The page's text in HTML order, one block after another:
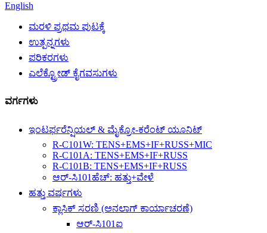
English
ಮರಳಿ ಪ್ರಥಮ ಪುಟಕ್ಕೆ
ಉತ್ಪನ್ನಗಳು
ಪರಿಕರಗಳು
ಎಲೆಕ್ಟ್ರೋಡ್ ಕೈಗವಸುಗಳು
ವರ್ಗಗಳು
ಇಂಟರ್ಫರೆನ್ಷಿಯಲ್ & ಮೈಕ್ರೋ-ಕರೆಂಟ್ ಯೂನಿಟ್
R-C101W: TENS+EMS+IF+RUSS+MIC
R-C101A: TENS+EMS+IF+RUSS
R-C101B: TENS+EMS+IF+RUSS
ಆರ್-ಸಿ101ಹೆಚ್: ಹತ್ತು+ವೇಳೆ
ಹತ್ತು ವರ್ಷಗಳು
ಕ್ಲಾಸಿಕ್ ಸರಣಿ (ಅನಲಾಗ್ ಕಾರ್ಯಾಚರಣೆ)
ಆರ್-ಸಿ101ಐ